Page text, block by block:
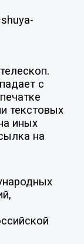
с
текстовых
иных
на